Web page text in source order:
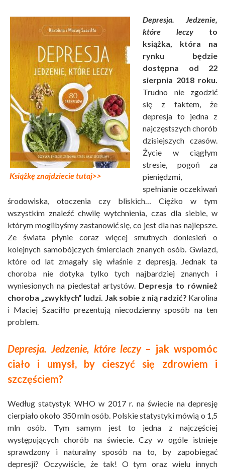
Książkę znajdziecie tutaj>>
Depresja. Jedzenie,
które leczyto
książka, która na
rynku będzie
dostępna od 22
sierpnia 2018 roku.
Trudno nie zgodzić
się z faktem, że
depresja to jedna z
najczęstszych chorób
dzisiejszych czasów.
Życie w ciągłym
stresie, pogoń za
pieniędzmi,
spełnianie oczekiwań
środowiska, otoczenia czy bliskich… Ciężko w tym
wszystkim znaleźć chwilę wytchnienia, czas dla siebie, w
którym moglibyśmy zastanowić się, co jest dla nas najlepsze.
Ze świata płynie coraz więcej smutnych doniesień o
kolejnych samobójczych śmierciach znanych osób. Gwiazd,
które od lat zmagały się właśnie z depresją. Jednak ta
choroba nie dotyka tylko tych najbardziej znanych i
wyniesionych na piedestał artystów. Depresja to również
choroba „zwykłych” ludzi. Jak sobie z nią radzić? Karolina
i Maciej Szaciłło prezentują niecodzienny sposób na ten
problem.
Depresja. Jedzenie, które leczy– jak wspomóc
ciało i umysł, by cieszyć się zdrowiem i
szczęściem?
Według statystyk WHO w 2017 r. na świecie na depresję
cierpiało około 350 mln osób. Polskie statystyki mówią o 1,5
mln osób. Tym samym jest to jedna z najczęściej
występujących chorób na świecie. Czy w ogóle istnieje
sprawdzony i naturalny sposób na to, by zapobiegać
depresji? Oczywiście, że tak! O tym oraz wielu innych